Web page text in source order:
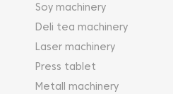
Soy machinery
Deli tea machinery
Laser machinery
Press tablet
Metall machinery